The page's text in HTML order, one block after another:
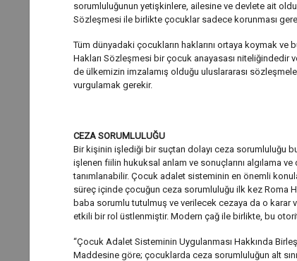
sorumluluğunun yetişkinlere, ailesine ve devlete ait
Sözleşmesi ile birlikte çocuklar sadece korunması
Tüm dünyadaki çocukların haklarını ortaya koymak
Hakları Sözleşmesi bir çocuk anayasası niteliğindedir
de ülkemizin imzalamış olduğu uluslararası
vurgulamak gerekir.
CEZA SORUMLULUĞU
Bir kişinin işlediği bir suçtan dolayı ceza sorumluluğu
işlenen fiilin hukuksal anlam ve sonuçlarını algılama
tanımlanabilir. Çocuk adalet sisteminin en önemli
süreç içinde çocuğun ceza sorumluluğu ilk kez Roma
baba sorumlu tutulmuş ve verilecek cezaya da o karar
etkili bir rol üstlenmiştir. Modern çağ ile birlikte, bu
“Çocuk Adalet Sisteminin Uygulanması Hakkında
Maddesine göre; çocuklarda ceza sorumluluğun alt